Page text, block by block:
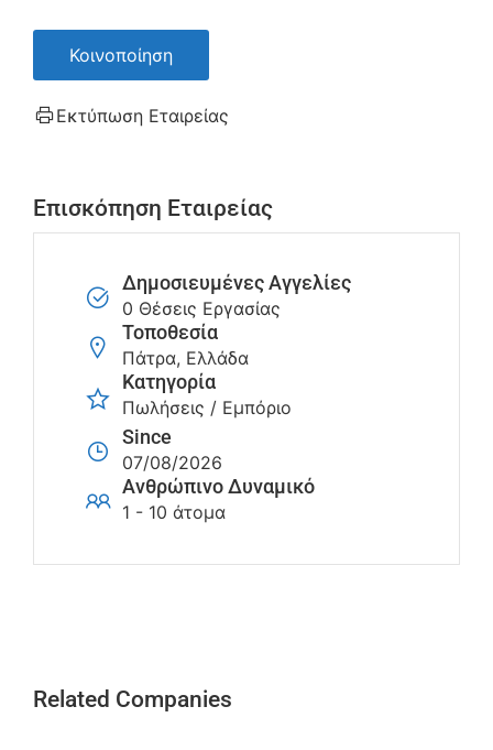
Κοινοποίηση
Εκτύπωση Εταιρείας
Επισκόπηση Εταιρείας
Δημοσιευμένες Αγγελίες
0 Θέσεις Εργασίας
Τοποθεσία
Πάτρα, Ελλάδα
Κατηγορία
Πωλήσεις / Εμπόριο
Since
07/08/2026
Ανθρώπινο Δυναμικό
1 - 10 άτομα
Related Companies